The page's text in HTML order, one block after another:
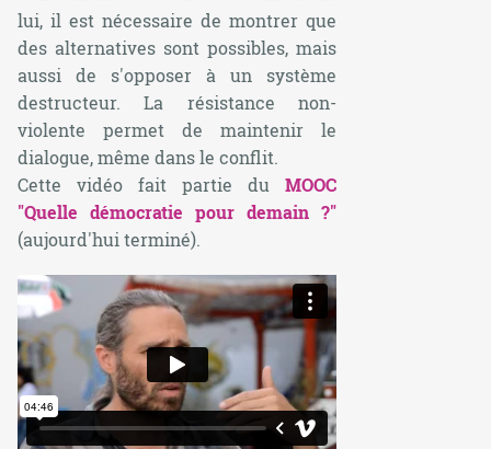
lui, il est nécessaire de montrer que
des alternatives sont possibles, mais
aussi de s'opposer à un système
destructeur. La résistance non-
violente permet de maintenir le
dialogue, même dans le conflit.
Cette vidéo fait partie duMOOC
"Quelle démocratie pour demain ?"
(aujourd'hui terminé).